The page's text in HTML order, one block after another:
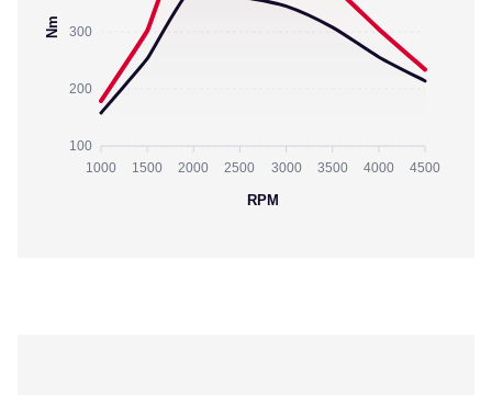
300
200
100
Nm
1000 1500 2000 2500 3000 3500 4000 4500
RPM